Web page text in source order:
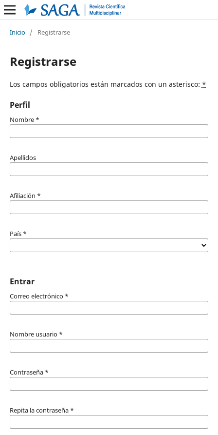
Inicio / Registrarse
Registrarse
Los campos obligatorios están marcados con un asterisco: *
Perfil
Nombre *
Apellidos
Afiliación *
País *
Entrar
Correo electrónico *
Nombre usuario *
Contraseña *
Repita la contraseña *